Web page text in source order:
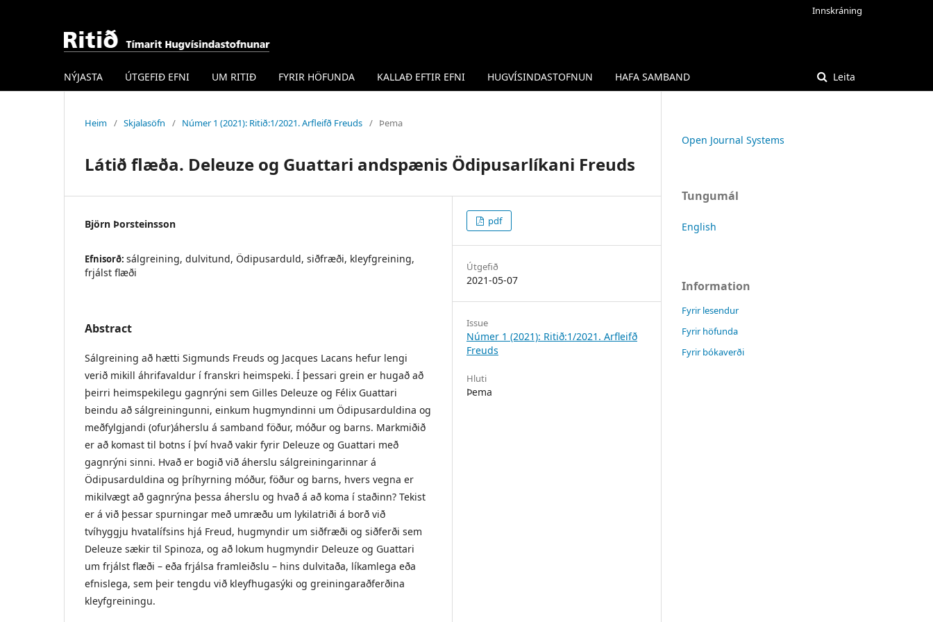
NÝJASTA ÚTGEFIÐ EFNI UM RITIÐ FYRIR HÖFUNDA KALLAÐ EFTIR EFNI HUGVÍSINDASTOFNUN HAFA SAMBAND Leita
Innskráning
Heim / Skjalasöfn / Númer 1 (2021): Ritið:1/2021. Arfleifð Freuds / Þema
Látið flæða. Deleuze og Guattari andspænis Ödipusarlíkani Freuds
Björn Þorsteinsson
Efnisorð: sálgreining, dulvitund, Ödipusarduld, siðfræði, kleyfgreining,
frjálst flæði
Abstract
Sálgreining að hætti Sigmunds Freuds og Jacques Lacans hefur lengi
verið mikill áhrifavaldur í franskri heimspeki. Í þessari grein er hugað að
þeirri heimspekilegu gagnrýni sem Gilles Deleuze og Félix Guattari
beindu að sálgreiningunni, einkum hugmyndinni um Ödipusarduldina og
meðfylgjandi (ofur)áherslu á samband föður, móður og barns. Markmiðið
er að komast til botns í því hvað vakir fyrir Deleuze og Guattari með
gagnrýni sinni. Hvað er bogið við áherslu sálgreiningarinnar á
Ödipusarduldina og þríhyrning móður, föður og barns, hvers vegna er
mikilvægt að gagnrýna þessa áherslu og hvað á að koma í staðinn? Tekist
er á við þessar spurningar með umræðu um lykilatriði á borð við
tvíhyggju hvatalífsins hjá Freud, hugmyndir um siðfræði og siðferði sem
Deleuze sækir til Spinoza, og að lokum hugmyndir Deleuze og Guattari
um frjálst flæði – eða frjálsa framleiðslu – hins dulvitaða, líkamlega eða
efnislega, sem þeir tengdu við kleyfhugasýki og greiningaraðferðina
kleyfgreiningu.
pdf
Útgefið
2021-05-07
Issue
Númer 1 (2021): Ritið:1/2021. Arfleifð
Freuds
Hluti
Þema
Open Journal Systems
Tungumál
English
Information
Fyrir lesendur
Fyrir höfunda
Fyrir bókaverði